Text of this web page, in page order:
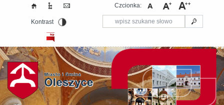
Czcionka:
Kontrast